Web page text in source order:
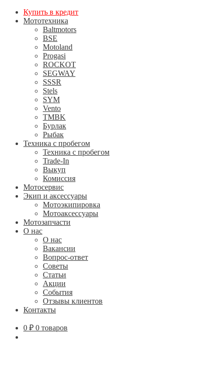
Купить в кредит
Мототехника
Baltmotors
BSE
Motoland
Progasi
ROCKOT
SEGWAY
SSSR
Stels
SYM
Vento
TMBK
Бурлак
Рыбак
Техника с пробегом
Техника с пробегом
Trade-In
Выкуп
Комиссия
Мотосервис
Экип и аксессуары
Мотоэкипировка
Мотоаксессуары
Мотозапчасти
О нас
О нас
Вакансии
Вопрос-ответ
Советы
Статьи
Акции
События
Отзывы клиентов
Контакты
0 ₽ 0 товаров